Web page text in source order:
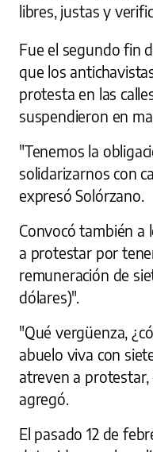
libres, justas y
Fue el segundo fin
que los
protesta en las
suspendieron en
"Tenemos la
solidarizarnos con
expresó Solórzano.
Convocó también a
a protestar por
remuneración de
dólares)".
"Qué vergüenza,
abuelo viva con
atreven a protestar,
agregó.
El pasado 12 de